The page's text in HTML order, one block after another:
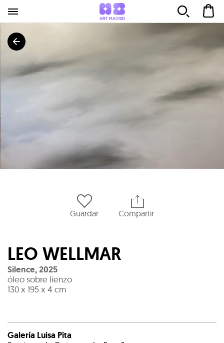
Guardar Compartir
LEO WELLMAR
Silence,2025
óleo sobre lienzo
130 x 195 x 4 cm
Galería Luisa Pita